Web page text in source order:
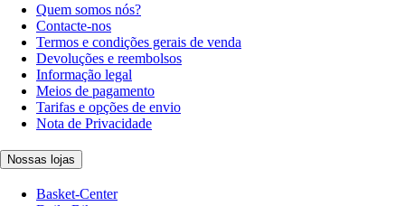
Quem somos nós?
Contacte-nos
Termos e condições gerais de venda
Devoluções e reembolsos
Informação legal
Meios de pagamento
Tarifas e opções de envio
Nota de Privacidade
Nossas lojas
Basket-Center